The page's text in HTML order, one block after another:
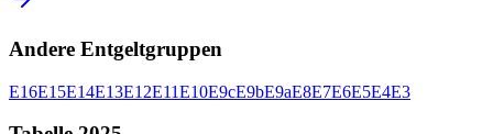
Andere Entgeltgruppen
E16E15E14E13E12E11E10E9cE9bE9aE8E7E6E5E4E3